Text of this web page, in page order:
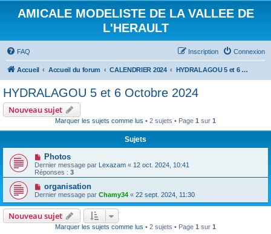
AMICALE MODELISTE DE LA VALLEE DE
L'HERAULT
FAQ Connexion
Inscription
Accueil Accueil du forum CALENDRIER 2024 HYDRALAGOU 5 et 6 Octobre 2024
HYDRALAGOU 5 et 6 Octobre 2024
Nouveau sujet
Marquer les sujets comme lus • 2 sujets • Page 1 sur 1
Sujets
Photos
Dernier message par Lexazam « 12 oct. 2024, 10:41
Réponses : 3
organisation
Dernier message par Chamy34 « 22 sept. 2024, 11:30
Nouveau sujet
Marquer les sujets comme lus • 2 sujets • Page 1 sur 1